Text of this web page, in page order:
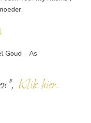
Goud – As
Klik hier.